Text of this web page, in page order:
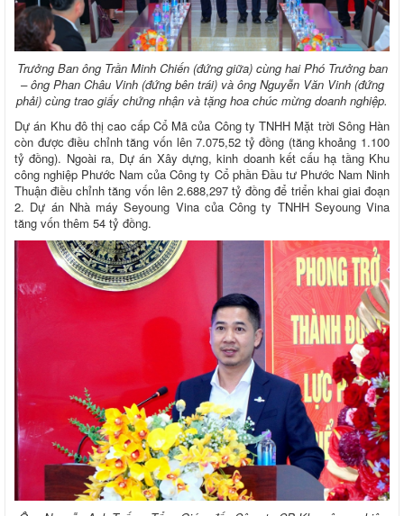
Trưởng Ban ông Trần Minh Chiến (đứng giữa) cùng hai Phó Trưởng ban
– ông Phan Châu Vinh (đứng bên trái) và ông Nguyễn Văn Vinh (đứng
phải) cùng trao giấy chứng nhận và tặng hoa chúc mừng doanh nghiệp.
Dự án Khu đô thị cao cấp Cổ Mã của Công ty TNHH Mặt trời Sông Hàn
còn được điều chỉnh tăng vốn lên 7.075,52 tỷ đồng (tăng khoảng 1.100
tỷ đồng). Ngoài ra, Dự án Xây dựng, kinh doanh kết cấu hạ tầng Khu
công nghiệp Phước Nam của Công ty Cổ phần Đầu tư Phước Nam Ninh
Thuận điều chỉnh tăng vốn lên 2.688,297 tỷ đồng để triển khai giai đoạn
2. Dự án Nhà máy Seyoung Vina của Công ty TNHH Seyoung Vina
tăng vốn thêm 54 tỷ đồng.